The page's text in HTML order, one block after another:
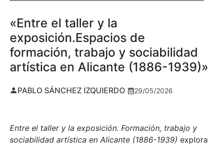
«Entre el taller y la
exposición.Espacios de
formación, trabajo y sociabilidad
artística en Alicante (1886-1939)»
PABLO SÁNCHEZ IZQUIERDO 29/05/2026
Entre el taller y la exposición. Formación, trabajo y
sociabilidad artística en Alicante (1886-1939) explora